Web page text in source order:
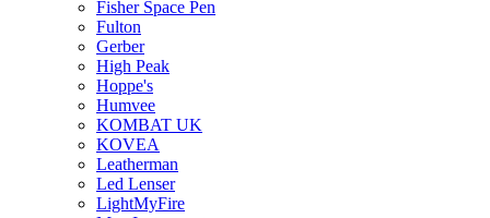
Fisher Space Pen
Fulton
Gerber
High Peak
Hoppe's
Humvee
KOMBAT UK
KOVEA
Leatherman
Led Lenser
LightMyFire